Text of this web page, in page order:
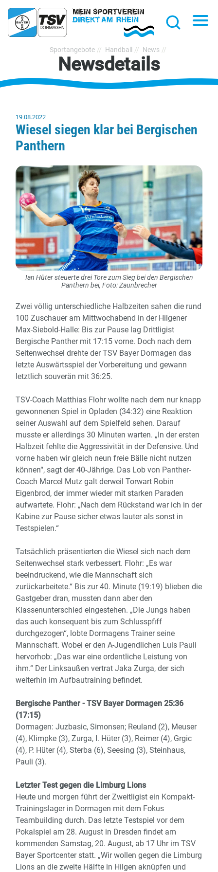
TSV
Bayer
Dormagen
1920
Sportangebote Handball News
Newsdetails
19.08.2022
Wiesel siegen klar bei Bergischen
Panthern
Ian Hüter steuerte drei Tore zum Sieg bei den Bergischen
Panthern bei, Foto: Zaunbrecher
Zwei völlig unterschiedliche Halbzeiten sahen die rund
100 Zuschauer am Mittwochabend in der Hilgener
Max-Siebold-Halle: Bis zur Pause lag Drittligist
Bergische Panther mit 17:15 vorne. Doch nach dem
Seitenwechsel drehte der TSV Bayer Dormagen das
letzte Auswärtsspiel der Vorbereitung und gewann
letztlich souverän mit 36:25.
TSV-Coach Matthias Flohr wollte nach dem nur knapp
gewonnenen Spiel in Opladen (34:32) eine Reaktion
seiner Auswahl auf dem Spielfeld sehen. Darauf
musste er allerdings 30 Minuten warten. „In der ersten
Halbzeit fehlte die Aggressivität in der Defensive. Und
vorne haben wir gleich neun freie Bälle nicht nutzen
können“, sagt der 40-Jährige. Das Lob von Panther-
Coach Marcel Mutz galt derweil Torwart Robin
Eigenbrod, der immer wieder mit starken Paraden
aufwartete. Flohr: „Nach dem Rückstand war ich in der
Kabine zur Pause sicher etwas lauter als sonst in
Testspielen.“
Tatsächlich präsentierten die Wiesel sich nach dem
Seitenwechsel stark verbessert. Flohr: „Es war
beeindruckend, wie die Mannschaft sich
zurückarbeitete.“ Bis zur 40. Minute (19:19) blieben die
Gastgeber dran, mussten dann aber den
Klassenunterschied eingestehen. „Die Jungs haben
das auch konsequent bis zum Schlusspfiff
durchgezogen“, lobte Dormagens Trainer seine
Mannschaft. Wobei er den A-Jugendlichen Luis Pauli
hervorhob: „Das war eine ordentliche Leistung von
ihm.“ Der Linksaußen vertrat Jaka Zurga, der sich
weiterhin im Aufbautraining befindet.
Bergische Panther - TSV Bayer Dormagen 25:36
(17:15)
Dormagen: Juzbasic, Simonsen; Reuland (2), Meuser
(4), Klimpke (3), Zurga, I. Hüter (3), Reimer (4), Grgic
(4), P. Hüter (4), Sterba (6), Seesing (3), Steinhaus,
Pauli (3).
Letzter Test gegen die Limburg Lions
Heute und morgen führt der Zweitligist ein Kompakt-
Trainingslager in Dormagen mit dem Fokus
Teambuilding durch. Das letzte Testspiel vor dem
Pokalspiel am 28. August in Dresden findet am
kommenden Samstag, 20. August, ab 17 Uhr im TSV
Bayer Sportcenter statt. „Wir wollen gegen die Limburg
Lions an die zweite Hälfte in Hilgen aknüpfen und